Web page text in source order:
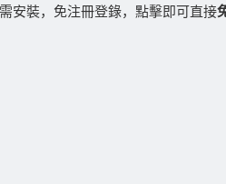
安裝，免注冊登錄，點擊即可直接